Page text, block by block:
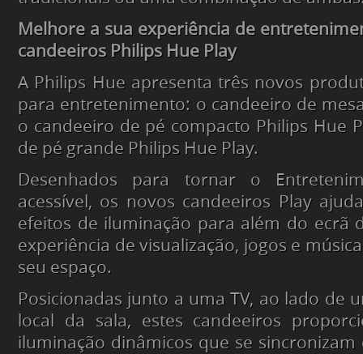
Melhore a sua experiência de
candeeiros Philips Hue Play
A Philips Hue apresenta três novos
para entretenimento: o candeeiro de
o candeeiro de pé compacto Philips Hue
de pé grande Philips Hue Play.
Desenhados para tornar o
acessível, os novos candeeiros Play
efeitos de iluminação para além do ecrã
experiência de visualização, jogos e
seu espaço.
Posicionadas junto a uma TV, ao lado de
local da sala, estes candeeiros
iluminação dinâmicos que se